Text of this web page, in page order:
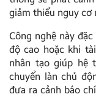
giảm thiểu nguy cơ
Công nghệ này
độ cao hoặc khi
nhân tạo giúp hệ
chuyển làn chủ
đưa ra cảnh báo